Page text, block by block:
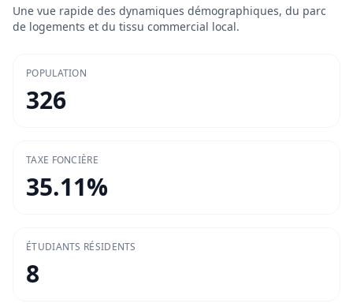
Une vue rapide des dynamiques démographiques, du parc
de logements et du tissu commercial local.
POPULATION
326
TAXE FONCIÈRE
35.11%
ÉTUDIANTS RÉSIDENTS
8